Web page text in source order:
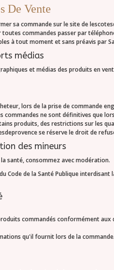
De Vente
sa commande sur le site de
commandes passer par
à tout moment et sans préavis par
médias
et médias des produits en
lors de la prise de commande
commandes ne sont définitives que
produits, des restrictions sur les
se réserve le droit de
des mineurs
la santé, consommez avec modération.
Code de la Santé Publique
commandés conformément
qu'il fournit lors de la